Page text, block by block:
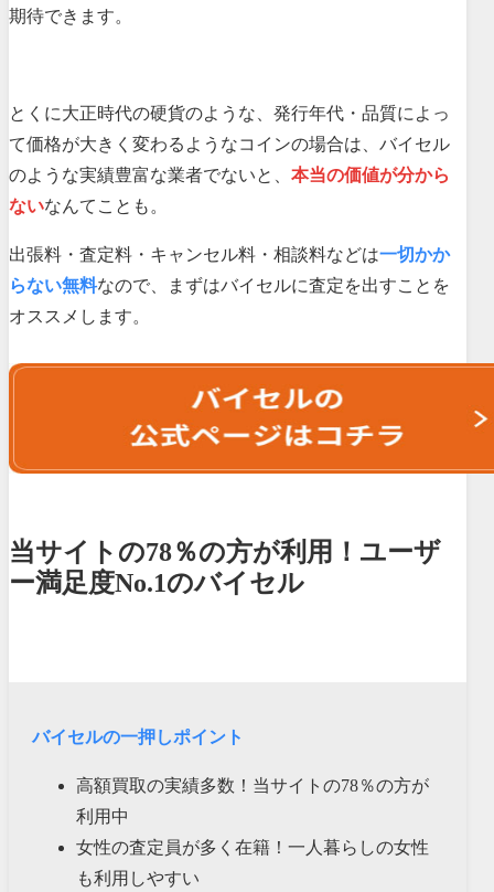
期待できます。
とくに大正時代の硬貨のような、発行年代・品質によっ
て価格が大きく変わるようなコインの場合は、バイセル
のような実績豊富な業者でないと、 本当の価値が分から
ないなんてことも。
出張料・査定料・キャンセル料・相談料などは一切かか
らない無料なので、まずはバイセルに査定を出すことを
オススメします。
当サイトの78％の方が利用！ユーザ
ー満足度No.1のバイセル
バイセルの一押しポイント
高額買取の実績多数！当サイトの78％の方が
利用中
女性の査定員が多く在籍！一人暮らしの女性
も利用しやすい